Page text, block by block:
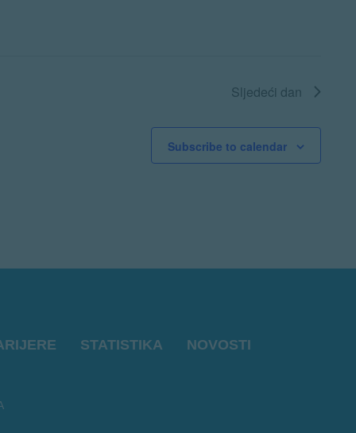
Sljedeći dan
Subscribe to calendar
STATISTIKA NOVOSTI